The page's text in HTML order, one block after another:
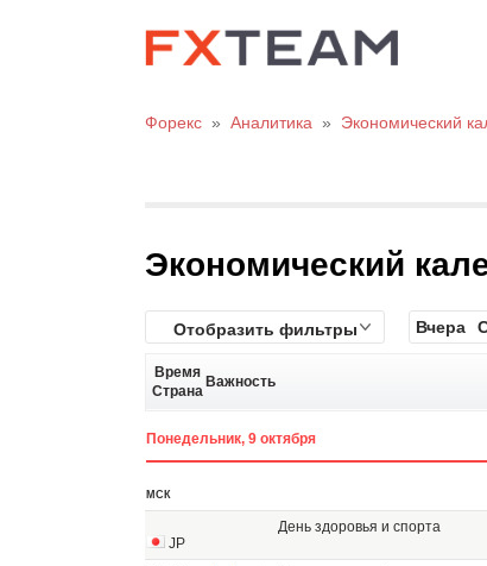
Форекс » Аналитика » Экономический
Экономический
Отобразить фильтры Вчера
Время
Страна
Важность
Понедельник, 9 октября
МСК
JP
День здоровья и спорта